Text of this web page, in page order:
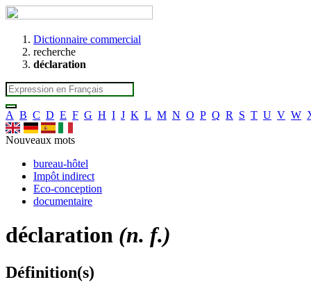
Dictionnaire commercial
recherche
déclaration
A B C D E F G H I J K L M N O P Q R S T U V W
Nouveaux mots
bureau-hôtel
Impôt indirect
Eco-conception
documentaire
déclaration (n. f.)
Définition(s)